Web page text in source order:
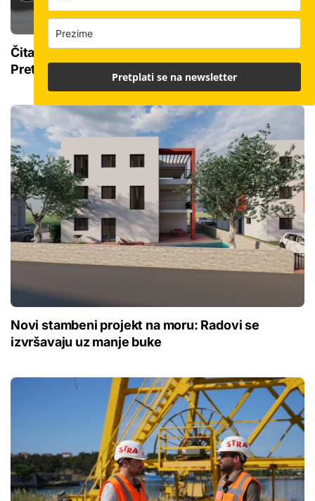
Čitajte bauštela.hr cijelo ljeto uz posebnu cijenu:
Pretplatite se za samo 3,99 € mjesečno
Novi stambeni projekt na moru: Radovi se
izvršavaju uz manje buke
Pretplati se na newsletter